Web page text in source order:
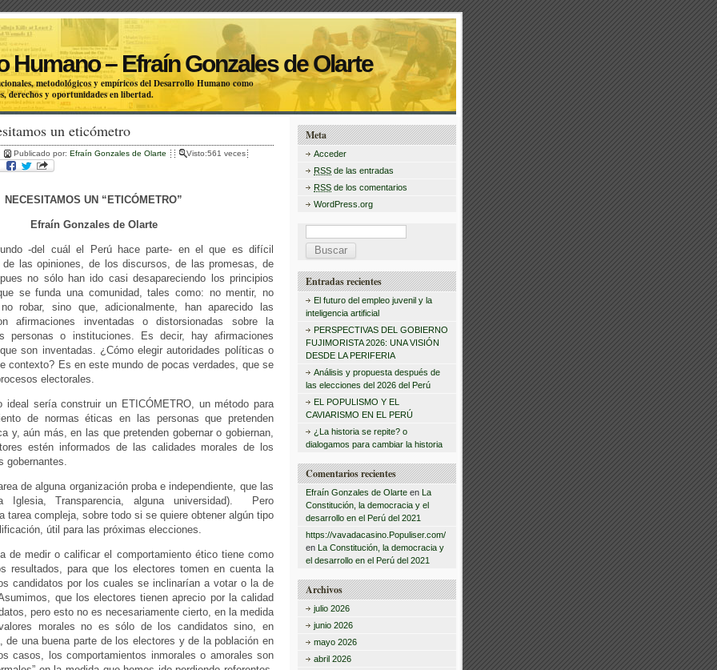
Humano – Efraín Gonzales de Olarte
metodológicos y empíricos del Desarrollo Humano como
derechos y oportunidades en libertad.
un eticómetro
Publicado por: Efraín Gonzales de Olarte Visto:561 veces
NECESITAMOS UN “ETICÓMETRO”
Efraín Gonzales de Olarte
-del cuál el Perú hace parte- en el que es difícil
de las opiniones, de los discursos, de las promesas, de
no sólo han ido casi desapareciendo los principios
se funda una comunidad, tales como: no mentir, no
robar, sino que, adicionalmente, han aparecido las
afirmaciones inventadas o distorsionadas sobre la
personas o instituciones. Es decir, hay afirmaciones
son inventadas. ¿Cómo elegir autoridades políticas o
contexto? Es en este mundo de pocas verdades, que se
electorales.
ideal sería construir un ETICÓMETRO, un método para
de normas éticas en las personas que pretenden
y, aún más, en las que pretenden gobernar o gobiernan,
estén informados de las calidades morales de los
gobernantes.
de alguna organización proba e independiente, que las
Transparencia, alguna universidad). Pero
tarea compleja, sobre todo si se quiere obtener algún tipo
útil para las próximas elecciones.
de medir o calificar el comportamiento ético tiene como
resultados, para que los electores tomen en cuenta la
candidatos por los cuales se inclinarían a votar o la de
que los electores tienen aprecio por la calidad
pero esto no es necesariamente cierto, en la medida
morales no es sólo de los candidatos sino, en
de una buena parte de los electores y de la población en
casos, los comportamientos inmorales o amorales son
Meta
Acceder
RSS de las entradas
RSS de los comentarios
WordPress.org
B
u
s
c
r
Entradas recientes
El futuro del empleo juvenil y la
inteligencia artificial
PERSPECTIVAS DEL GOBIERNO
FUJIMORISTA 2026: UNA VISIÓN
DESDE LA PERIFERIA
Análisis y propuesta después de
las elecciones del 2026 del Perú
EL POPULISMO Y EL
CAVIARISMO EN EL PERÚ
¿La historia se repite? o
dialogamos para cambiar la historia
Comentarios recientes
Efraín Gonzales de Olarte en La
Constitución, la democracia y el
desarrollo en el Perú del 2021
https://vavadacasino.Populiser.com/
en La Constitución, la democracia y
el desarrollo en el Perú del 2021
Archivos
julio 2026
junio 2026
mayo 2026
abril 2026